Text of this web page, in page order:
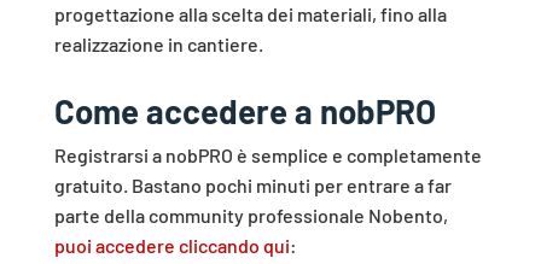
progettazione alla scelta dei materiali, fino alla
realizzazione in cantiere.
Come accedere a nobPRO
Registrarsi a nobPRO è semplice e completamente
gratuito. Bastano pochi minuti per entrare a far
parte della community professionale Nobento,
puoi accedere cliccando qui: